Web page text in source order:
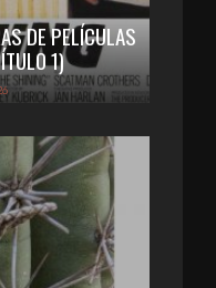
DE PELÍCULAS
1)